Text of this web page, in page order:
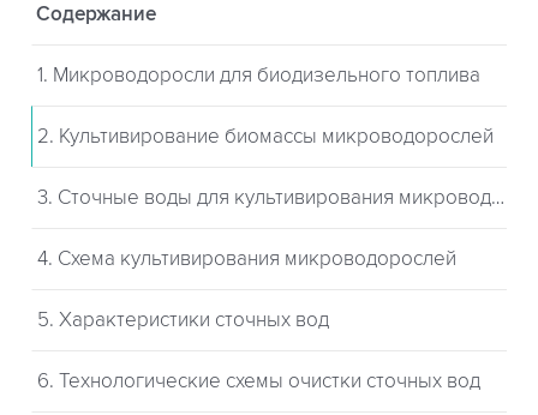
Содержание
1. Микроводоросли для биодизельного топлива
2. Культивирование биомассы микроводорослей
3. Сточные воды для культивирования микроводорослей
4. Схема культивирования микроводорослей
5. Характеристики сточных вод
6. Технологические схемы очистки сточных вод